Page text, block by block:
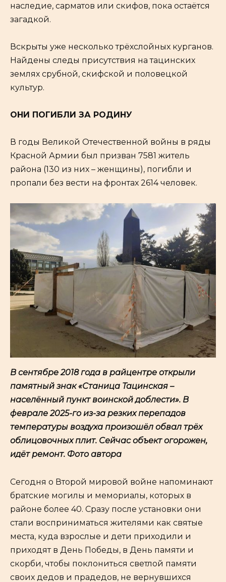
наследие, сарматов или скифов, пока остаётся
загадкой.
Вскрыты уже несколько трёхслойных курганов.
Найдены следы присутствия на тацинских
землях срубной, скифской и половецкой
культур.
ОНИ ПОГИБЛИ ЗА РОДИНУ
В годы Великой Отечественной войны в ряды
Красной Армии был призван 7581 житель
района (130 из них – женщины), погибли и
пропали без вести на фронтах 2614 человек.
В сентябре 2018 года в райцентре открыли
памятный знак «Станица Тацинская –
населённый пункт воинской доблести». В
феврале 2025-го из-за резких перепадов
температуры воздуха произошёл обвал трёх
облицовочных плит. Сейчас объект огорожен,
идёт ремонт. Фото автора
Сегодня о Второй мировой войне напоминают
братские могилы и мемориалы, которых в
районе более 40. Сразу после установки они
стали восприниматься жителями как святые
места, куда взрослые и дети приходили и
приходят в День Победы, в День памяти и
скорби, чтобы поклониться светлой памяти
своих дедов и прадедов, не вернувшихся